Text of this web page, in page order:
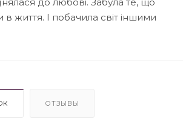
в життя. І побачила світ іншими
ОТЗЫВЫ